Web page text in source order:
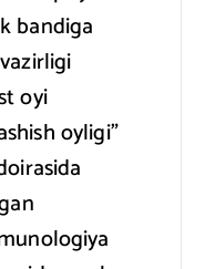
bandiga
oyi
oyligi”